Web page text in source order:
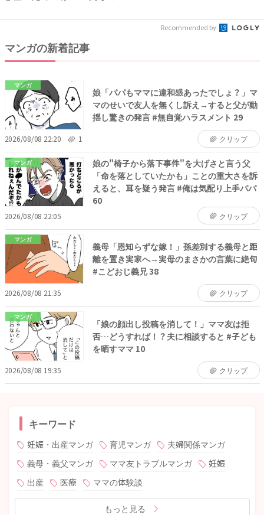
Recommended by
マンガの新着記事
マンガ
娘「パパもママに違和感あったでしょ？」マ
マのせいで友人を無くし訴え→すると父が動
揺し驚きの発言 #無自覚ハラスメント 29
2026/08/08 22:20 1 クリップ
マンガ
娘の"椅子から落下事件"を大げさと言う父
「命を落としていたかも」ことの重大さを訴
えると、耳を疑う発言 #俺は気配り上手パパ
60
2026/08/08 22:05 クリップ
マンガ
義母「恩知らずな嫁！」孫差別する義母と距
離を置き実家へ→実母のまさかの言葉に絶句
#こどおじ義兄 38
2026/08/08 21:35 クリップ
マンガ
「娘の顔出し投稿を消して！」ママ友は拒
否…どうすれば！？夫に相談すると #子ども
を晒すママ 10
2026/08/08 19:35 クリップ
キーワード
妊娠・出産マンガ 育児マンガ
夫婦関係マンガ
義母・義父マンガ
ママ友トラブルマンガ
妊娠
出産
医療 ママの体験談
もっと見る